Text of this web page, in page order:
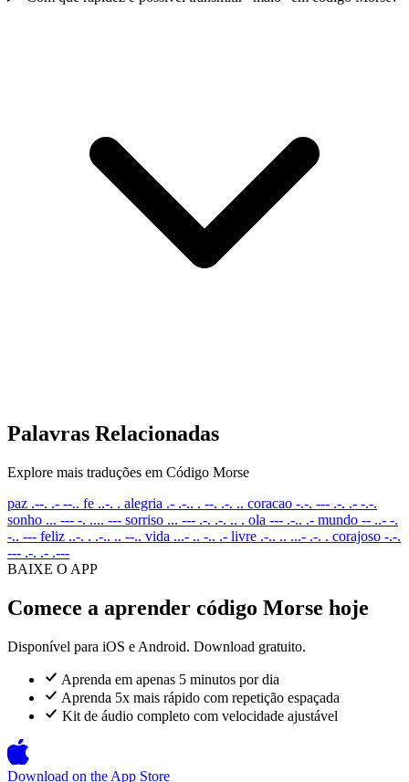
Palavras Relacionadas
Explore mais traduções em Código Morse
paz .--. .- --.. fe ..-. . alegria .- .-.. . --. .-. .. coracao -.-. --- .-. .- -.-.
sonho ... --- -. .... --- sorriso ... --- .-. .-. .. . ola --- .-.. .- mundo -- ..- -.
-.. --- feliz ..-. . .-.. .. --.. vida ...- .. -.. .- livre .-.. .. ...- .-. . corajoso -.-.
--- .-. .- .---
BAIXE O APP
Comece a aprender código Morse hoje
Disponível para iOS e Android. Download gratuito.
Aprenda em apenas 5 minutos por dia
Aprenda 5x mais rápido com repetição espaçada
Kit de áudio completo com velocidade ajustável
Download on the App Store